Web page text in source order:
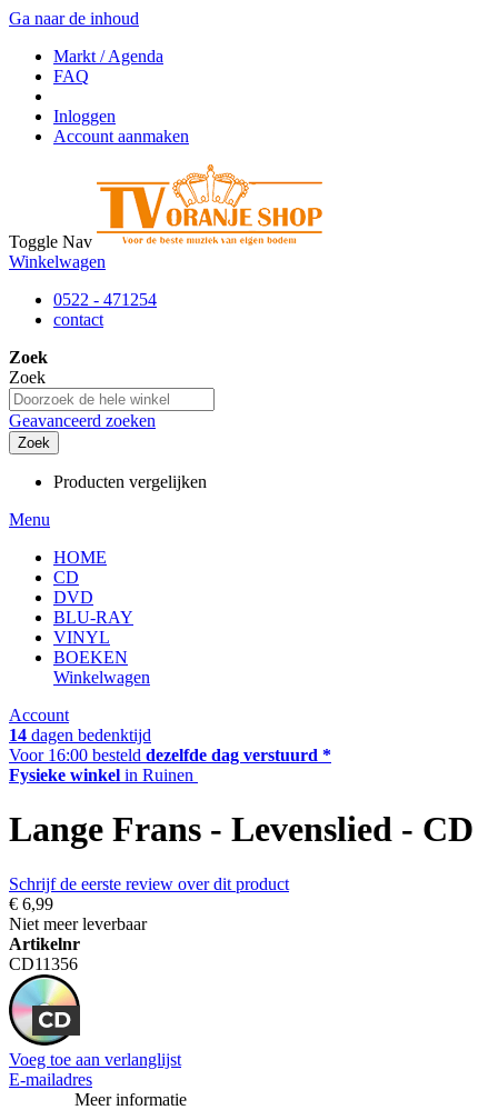
Ga naar de inhoud
Markt / Agenda
FAQ
Inloggen
Account aanmaken
Toggle Nav
Winkelwagen
0522 - 471254
contact
Zoek
Zoek
Geavanceerd zoeken
Zoek
Producten vergelijken
Menu
HOME
CD
DVD
BLU-RAY
VINYL
BOEKEN
Winkelwagen
Account
14 dagen bedenktijd
Voor 16:00 besteld dezelfde dag verstuurd *
Fysieke winkel in Ruinen
Lange Frans - Levenslied - CD
Schrijf de eerste review over dit product
€ 6,99
Niet meer leverbaar
Artikelnr
CD11356
Voeg toe aan verlanglijst
E-mailadres
Meer informatie